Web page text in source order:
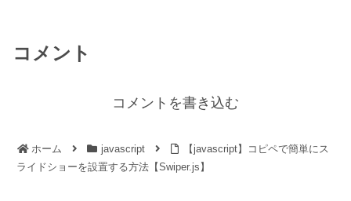
コメント
コメントを書き込む
ホーム javascript
【javascript】コピペで簡単にス
ライドショーを設置する方法【Swiper.js】